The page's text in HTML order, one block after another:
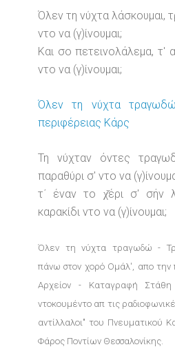
Όλεν τη νύχτα λάσκουμαι,
ντο να (γ)ίνουμαι;
Και σο πετεινολάλεμα, τ'
ντο να (γ)ίνουμαι;
Όλεν τη νύχτα
περιφέρειας Κάρς
Τη νύχταν όντες
παραθύρι σ' ντο να
τ΄ έναν το χ̌έρι σ' σήν
καρακίδι ντο να (γ)ίνουμαι;
Όλεν τη νύχτα τραγωδώ -
πάνω στον χορό Ομάλ', απο την
Αρχείον - Καταγραφή Στάθη
ντοκουμέντο απ τις
αντίλλαλοι" του Πνευματικού
Φάρος Ποντίων Θεσσαλονίκης.